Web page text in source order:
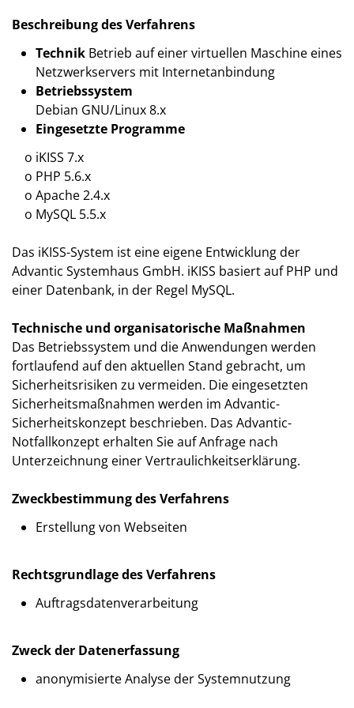
Beschreibung des Verfahrens
Technik Betrieb auf einer virtuellen Maschine eines
Netzwerkservers mit Internetanbindung
Betriebssystem
Debian GNU/Linux 8.x
Eingesetzte Programme
o iKISS 7.x
o PHP 5.6.x
o Apache 2.4.x
o MySQL 5.5.x
Das iKISS-System ist eine eigene Entwicklung der
Advantic Systemhaus GmbH. iKISS basiert auf PHP und
einer Datenbank, in der Regel MySQL.
Technische und organisatorische Maßnahmen
Das Betriebssystem und die Anwendungen werden
fortlaufend auf den aktuellen Stand gebracht, um
Sicherheitsrisiken zu vermeiden. Die eingesetzten
Sicherheitsmaßnahmen werden im Advantic-
Sicherheitskonzept beschrieben. Das Advantic-
Notfallkonzept erhalten Sie auf Anfrage nach
Unterzeichnung einer Vertraulichkeitserklärung.
Zweckbestimmung des Verfahrens
Erstellung von Webseiten
Rechtsgrundlage des Verfahrens
Auftragsdatenverarbeitung
Zweck der Datenerfassung
anonymisierte Analyse der Systemnutzung